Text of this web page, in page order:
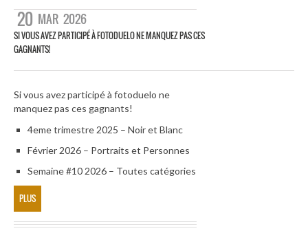
20 MAR 2026
SI VOUS AVEZ PARTICIPÉ À FOTODUELO NE MANQUEZ PAS CES
GAGNANTS!
Si vous avez participé à fotoduelo ne
manquez pas ces gagnants!
4eme trimestre 2025 – Noir et Blanc
Février 2026 – Portraits et Personnes
Semaine #10 2026 – Toutes catégories
PLUS